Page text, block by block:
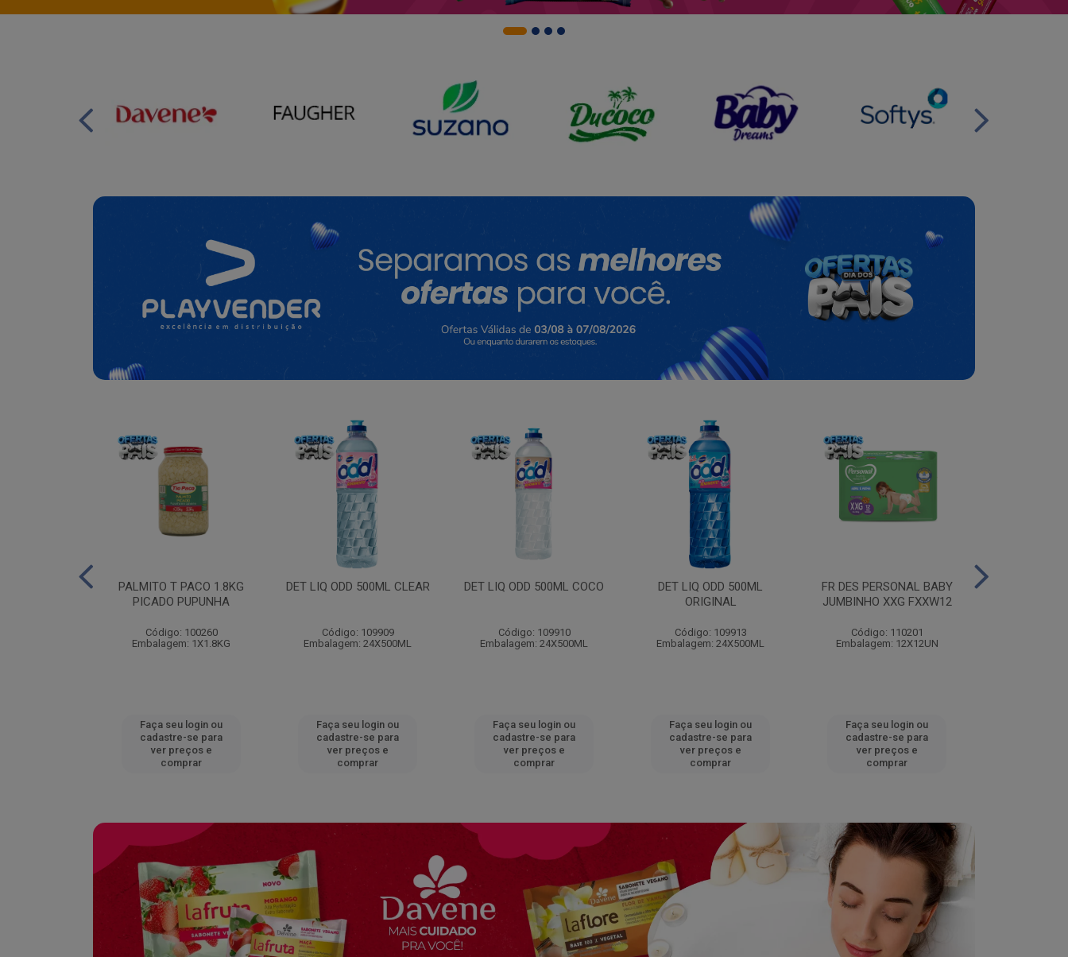
PALMITO T PACO 1.8KG
PICADO PUPUNHA
Código: 100260
Embalagem: 1X1.8KG
Faça seu login ou
cadastre-se para
ver preços e
comprar
DET LIQ ODD 500ML CLEAR
Código: 109909
Embalagem: 24X500ML
Faça seu login ou
cadastre-se para
ver preços e
comprar
DET LIQ ODD 500ML COCO
Código: 109910
Embalagem: 24X500ML
Faça seu login ou
cadastre-se para
ver preços e
comprar
DET LIQ ODD 500ML
ORIGINAL
Código: 109913
Embalagem: 24X500ML
Faça seu login ou
cadastre-se para
ver preços e
comprar
FR DES PERSONAL BABY
JUMBINHO XXG FXXW12
Código: 110201
Embalagem: 12X12UN
Faça seu login ou
cadastre-se para
ver preços e
comprar